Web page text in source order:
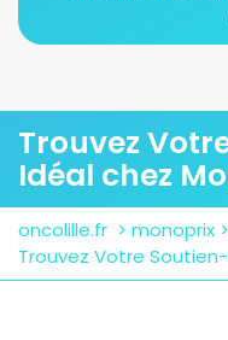
Trouvez
Idéal chez
oncolille.fr > monoprix >
Trouvez Votre